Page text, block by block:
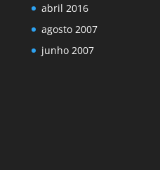
abril 2016
agosto 2007
junho 2007